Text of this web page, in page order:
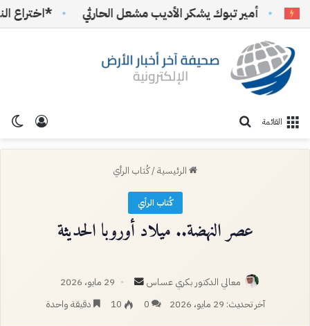
أمير تبوك يشكر الأديب مشعل الحارثي *اختراع
تسجيل القائمة
الرئيسية/كُتاب الرأي
كُتاب الرأي
عصر النهضة.. ميلاد أوروبا الحديثة
معالي الدكتور بكري عساس
أرسل
بريدا
29 مايو، 2026
آخر تحديث: 29 مايو، 2026
0
10 دقيقة واحدة